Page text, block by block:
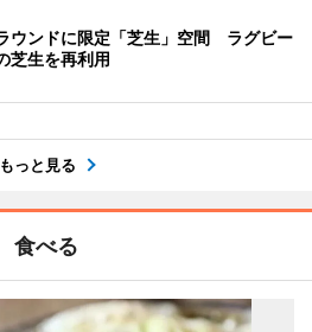
ウンドに限定「芝生」空間 ラグビー
芝生を再利用
もっと見る
食べる